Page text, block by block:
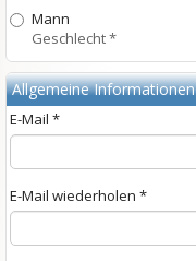
Mann
Geschlecht *
Allgemeine Informationen
E-Mail *
E-Mail wiederholen *